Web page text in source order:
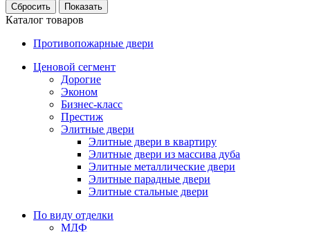
Каталог товаров
Противопожарные двери
Ценовой сегмент
Дорогие
Эконом
Бизнес-класс
Престиж
Элитные двери
Элитные двери в квартиру
Элитные двери из массива дуба
Элитные металлические двери
Элитные парадные двери
Элитные стальные двери
По виду отделки
МДФ